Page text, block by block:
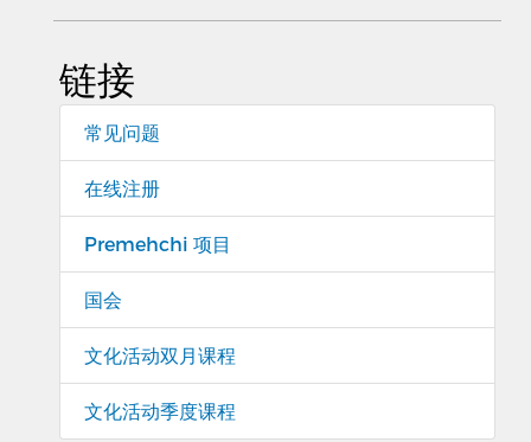
链接
常见问题
在线注册
Premehchi 项目
国会
文化活动双月课程
文化活动季度课程